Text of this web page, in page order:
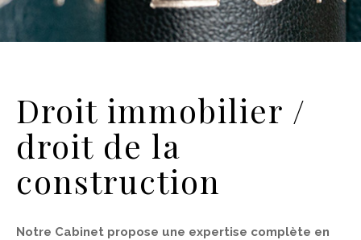
Droit immobilier /
droit de la
construction
Notre Cabinet propose une expertise complète en